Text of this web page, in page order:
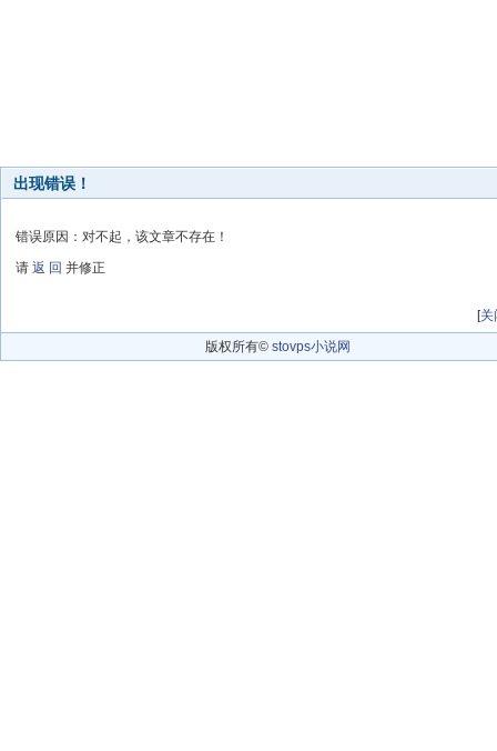
出现错误！
错误原因：对不起，该文章不存在！
请 返 回 并修正
[关
版权所有© stovps小说网